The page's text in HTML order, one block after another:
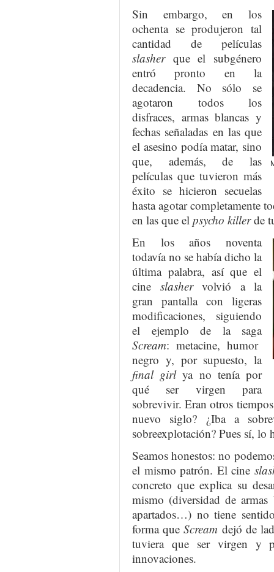
Sin embargo, en los
ochenta se produjeron tal
cantidad de películas
slasherque el subgénero
entró pronto en la
decadencia. No sólo se
agotaron todos los
disfraces, armas blancas y
fechas señaladas en las que
el asesino podía matar, sino
que, además, de las
películas que tuvieron más
éxito se hicieron secuelas
hasta agotar completamente
en las que el psycho killerde
En los años noventa
todavía no se había dicho la
última palabra, así que el
cine slashervolvió a la
gran pantalla con ligeras
modificaciones, siguiendo
el ejemplo de la saga
Scream: metacine, humor
negro y, por supuesto, la
final girlya no tenía por
qué ser virgen para
sobrevivir. Eran otros
nuevo siglo? ¿Iba a
sobreexplotación? Pues sí, lo
Seamos honestos: no
el mismo patrón. El cine
concreto que explica su
mismo (diversidad de armas
apartados…) no tiene
forma queScream dejó de
tuviera que ser virgen y
innovaciones.